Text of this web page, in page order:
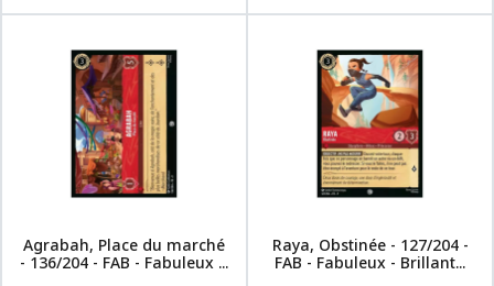
Agrabah, Place du marché
- 136/204 - FAB - Fabuleux ...
Raya, Obstinée - 127/204 -
FAB - Fabuleux - Brillant...